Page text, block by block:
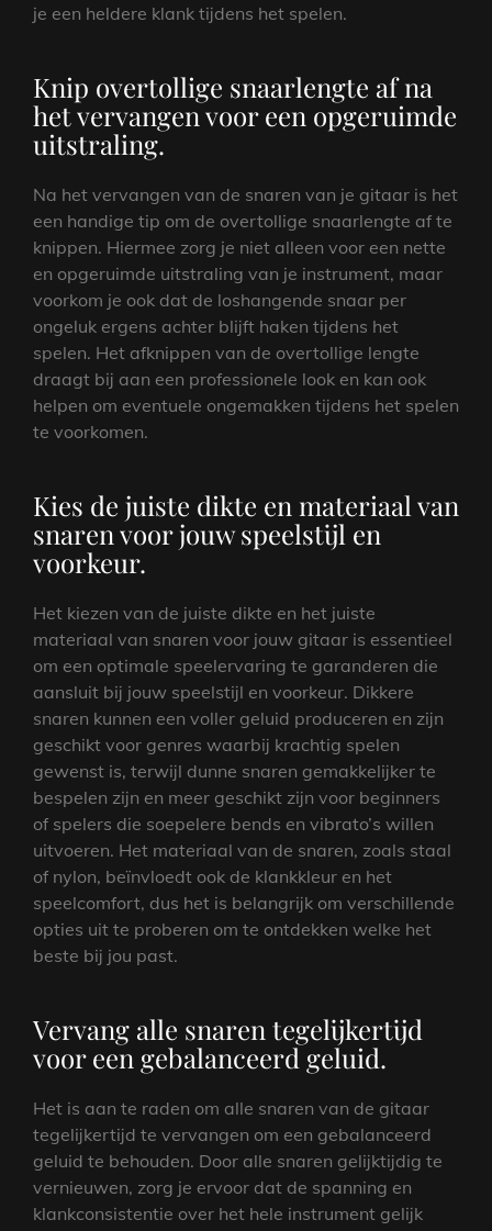
je een heldere klank tijdens het spelen.
Knip overtollige snaarlengte af na
het vervangen voor een opgeruimde
uitstraling.
Na het vervangen van de snaren van je gitaar is het
een handige tip om de overtollige snaarlengte af te
knippen. Hiermee zorg je niet alleen voor een nette
en opgeruimde uitstraling van je instrument, maar
voorkom je ook dat de loshangende snaar per
ongeluk ergens achter blijft haken tijdens het
spelen. Het afknippen van de overtollige lengte
draagt bij aan een professionele look en kan ook
helpen om eventuele ongemakken tijdens het spelen
te voorkomen.
Kies de juiste dikte en materiaal van
snaren voor jouw speelstijl en
voorkeur.
Het kiezen van de juiste dikte en het juiste
materiaal van snaren voor jouw gitaar is essentieel
om een optimale speelervaring te garanderen die
aansluit bij jouw speelstijl en voorkeur. Dikkere
snaren kunnen een voller geluid produceren en zijn
geschikt voor genres waarbij krachtig spelen
gewenst is, terwijl dunne snaren gemakkelijker te
bespelen zijn en meer geschikt zijn voor beginners
of spelers die soepelere bends en vibrato’s willen
uitvoeren. Het materiaal van de snaren, zoals staal
of nylon, beïnvloedt ook de klankkleur en het
speelcomfort, dus het is belangrijk om verschillende
opties uit te proberen om te ontdekken welke het
beste bij jou past.
Vervang alle snaren tegelijkertijd
voor een gebalanceerd geluid.
Het is aan te raden om alle snaren van de gitaar
tegelijkertijd te vervangen om een gebalanceerd
geluid te behouden. Door alle snaren gelijktijdig te
vernieuwen, zorg je ervoor dat de spanning en
klankconsistentie over het hele instrument gelijk